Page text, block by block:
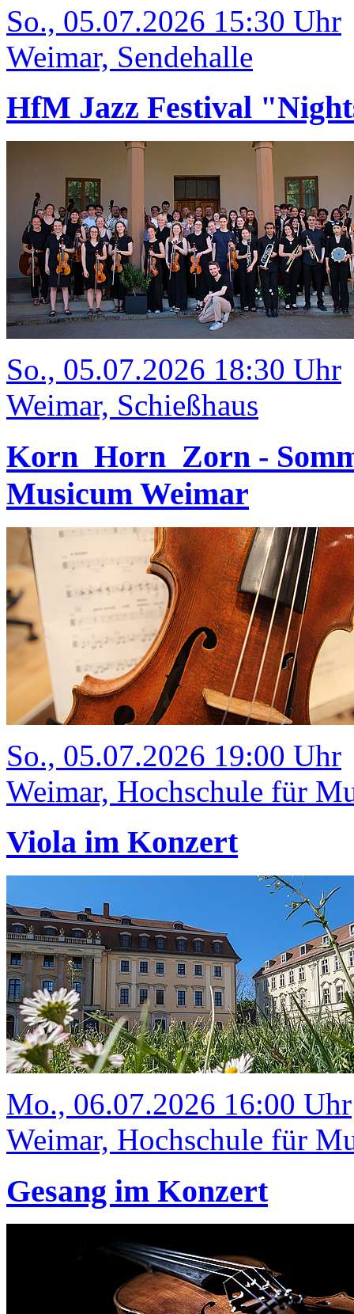
So., 05.07.2026 15:30 Uhr
Weimar, Sendehalle
HfM Jazz Festival
So., 05.07.2026 18:30 Uhr
Weimar, Schießhaus
Korn_Horn_Zorn -
Musicum Weimar
So., 05.07.2026 19:00 Uhr
Weimar, Hochschule für
Viola im Konzert
Mo., 06.07.2026 16:00 Uhr
Weimar, Hochschule für
Gesang im Konzert